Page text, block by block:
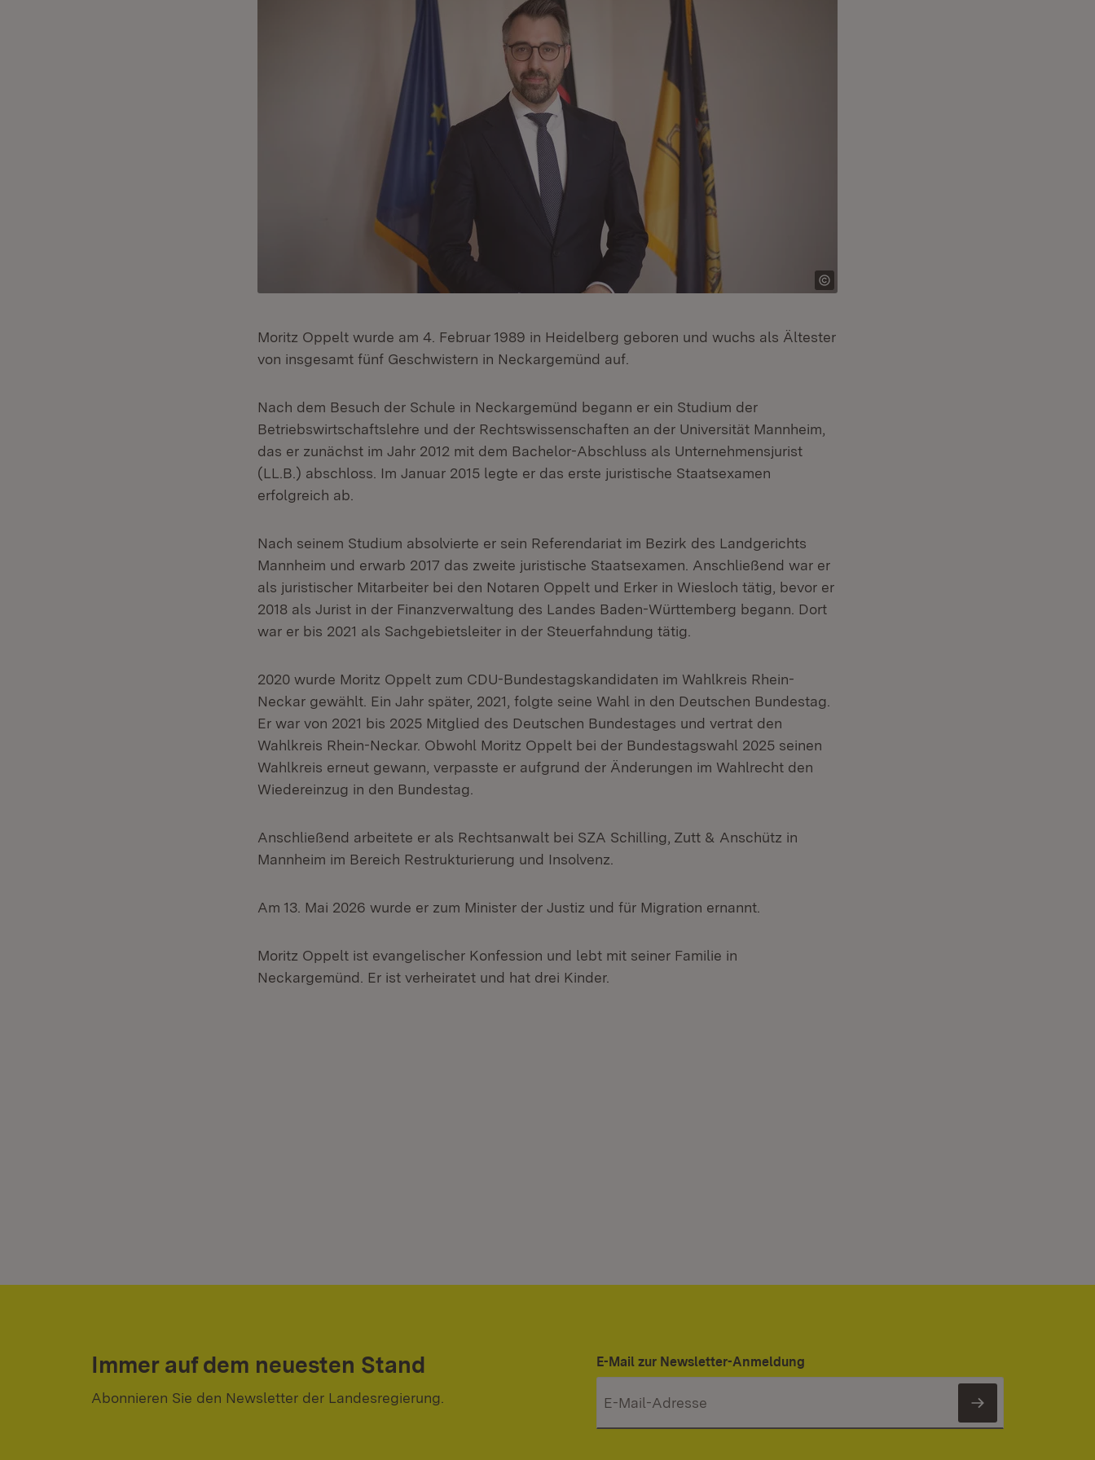
Moritz Oppelt wurde am 4. Februar 1989 in Heidelberg geboren und wuchs als Ältester
von insgesamt fünf Geschwistern in Neckargemünd auf.
Nach dem Besuch der Schule in Neckargemünd begann er ein Studium der
Betriebswirtschaftslehre und der Rechtswissenschaften an der Universität Mannheim,
das er zunächst im Jahr 2012 mit dem Bachelor-Abschluss als Unternehmensjurist
(LL.B.) abschloss. Im Januar 2015 legte er das erste juristische Staatsexamen
erfolgreich ab.
Nach seinem Studium absolvierte er sein Referendariat im Bezirk des Landgerichts
Mannheim und erwarb 2017 das zweite juristische Staatsexamen. Anschließend war er
als juristischer Mitarbeiter bei den Notaren Oppelt und Erker in Wiesloch tätig, bevor er
2018 als Jurist in der Finanzverwaltung des Landes Baden-Württemberg begann. Dort
war er bis 2021 als Sachgebietsleiter in der Steuerfahndung tätig.
2020 wurde Moritz Oppelt zum CDU-Bundestagskandidaten im Wahlkreis Rhein-
Neckar gewählt. Ein Jahr später, 2021, folgte seine Wahl in den Deutschen Bundestag.
Er war von 2021 bis 2025 Mitglied des Deutschen Bundestages und vertrat den
Wahlkreis Rhein-Neckar. Obwohl Moritz Oppelt bei der Bundestagswahl 2025 seinen
Wahlkreis erneut gewann, verpasste er aufgrund der Änderungen im Wahlrecht den
Wiedereinzug in den Bundestag.
Anschließend arbeitete er als Rechtsanwalt bei SZA Schilling, Zutt & Anschütz in
Mannheim im Bereich Restrukturierung und Insolvenz.
Am 13. Mai 2026 wurde er zum Minister der Justiz und für Migration ernannt.
Moritz Oppelt ist evangelischer Konfession und lebt mit seiner Familie in
Neckargemünd. Er ist verheiratet und hat drei Kinder.
Immer auf dem neuesten Stand
Abonnieren Sie den Newsletter der Landesregierung.
E-Mail zur Newsletter-Anmeldung
Newsletter